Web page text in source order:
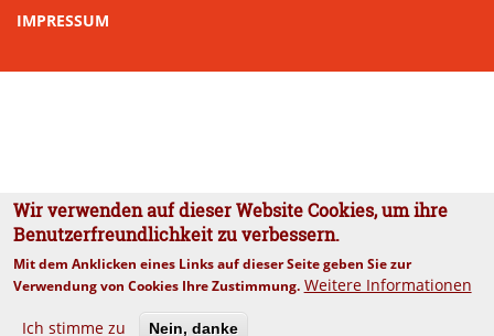
IMPRESSUM
Wir verwenden auf dieser Website Cookies, um ihre
Benutzerfreundlichkeit zu verbessern.
Mit dem Anklicken eines Links auf dieser Seite geben Sie zur
Verwendung von Cookies Ihre Zustimmung. Weitere Informationen
Ich stimme zu Nein, danke